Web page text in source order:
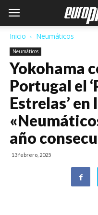
Inicio Neumáticos
Neumáticos
Yokohama
Portugal el
Estrelas’
año
13 febrero, 2025